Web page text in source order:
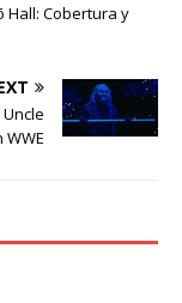
Hall: Cobertura y